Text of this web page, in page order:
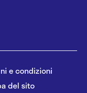
e condizioni
del sito